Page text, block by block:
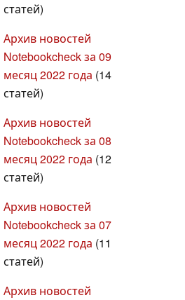
статей)
Архив новостей
Notebookcheck за 09
месяц 2022 года (14
статей)
Архив новостей
Notebookcheck за 08
месяц 2022 года (12
статей)
Архив новостей
Notebookcheck за 07
месяц 2022 года (11
статей)
Архив новостей